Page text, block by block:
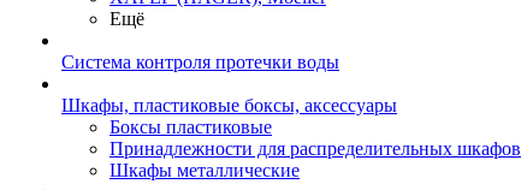
Ещё
Система контроля протечки воды
Шкафы, пластиковые боксы, аксессуары
Боксы пластиковые
Принадлежности для распределительных шкафов
Шкафы металлические